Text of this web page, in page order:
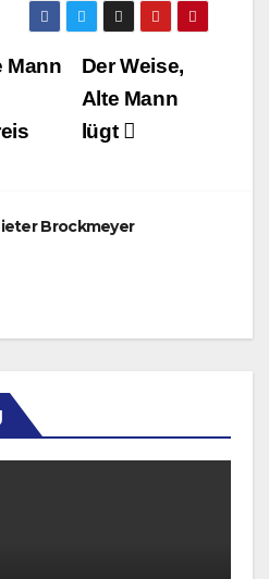
Der Weise,
Alte Mann
lügt
Mann
Brockmeyer